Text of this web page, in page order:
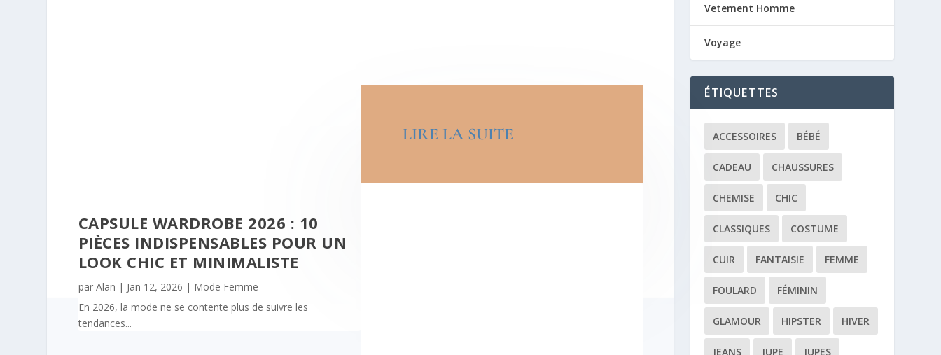
CAPSULE WARDROBE 2026 : 10
PIÈCES INDISPENSABLES POUR UN
LOOK CHIC ET MINIMALISTE
par Alan | Jan 12, 2026 | Mode Femme
En 2026, la mode ne se contente plus de suivre les
tendances...
LIRE LA SUITE
Vetement Homme
Voyage
ÉTIQUETTES
ACCESSOIRES BÉBÉ
CADEAU CHAUSSURES
CHEMISE CHIC
CLASSIQUES COSTUME
CUIR FANTAISIE FEMME
FOULARD FÉMININ
GLAMOUR HIPSTER HIVER
JEANS JUPE JUPES